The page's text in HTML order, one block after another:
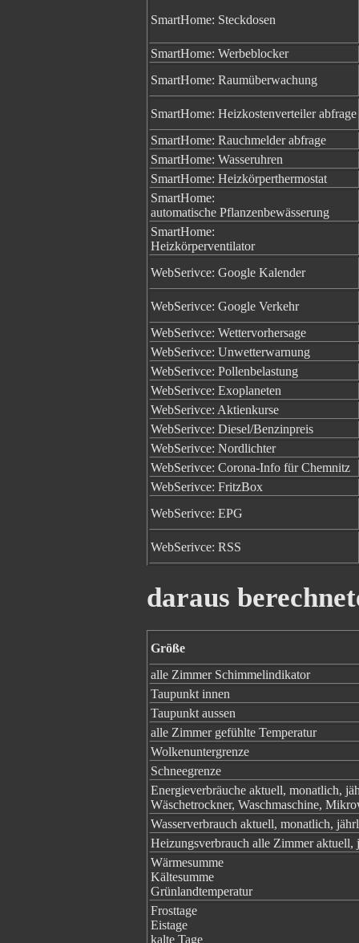
SmartHome: Steckdosen
SmartHome: Werbeblocker
SmartHome: Raumüberwachung
SmartHome: Heizkostenverteiler abfrage
SmartHome: Rauchmelder abfrage
SmartHome: Wasseruhren
SmartHome: Heizkörperthermostat
SmartHome:
automatische Pflanzenbewässerung
SmartHome:
Heizkörperventilator
WebSerivce: Google Kalender
WebSerivce: Google Verkehr
WebSerivce: Wettervorhersage
WebSerivce: Unwetterwarnung
WebSerivce: Pollenbelastung
WebSerivce: Exoplaneten
WebSerivce: Aktienkurse
WebSerivce: Diesel/Benzinpreis
WebSerivce: Nordlichter
WebSerivce: Corona-Info für Chemnitz
WebSerivce: FritzBox
WebSerivce: EPG
WebSerivce: RSS
daraus
Größe
alle Zimmer Schimmelindikator
Taupunkt innen
Taupunkt aussen
alle Zimmer gefühlte Temperatur
Wolkenuntergrenze
Schneegrenze
Energieverbräuche aktuell, monatlich,
Wäschetrockner, Waschmaschine,
Wasserverbrauch aktuell, monatlich,
Heizungsverbrauch alle Zimmer aktuell,
Wärmesumme
Kältesumme
Grünlandtemperatur
Frosttage
Eistage
kalte Tage